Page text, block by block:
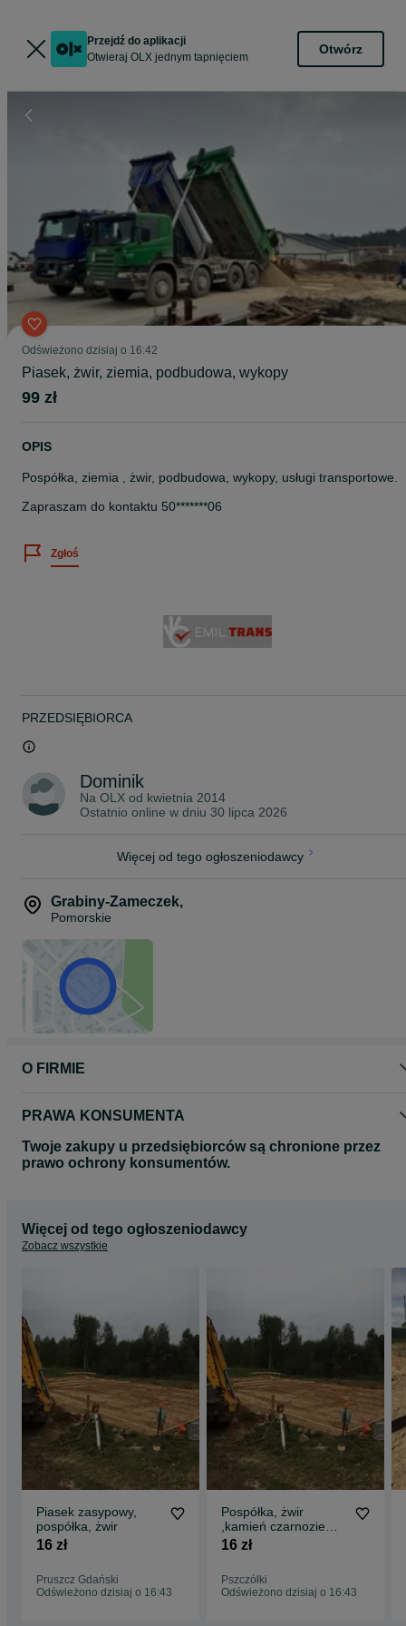
Przejdź do aplikacji
Otwieraj OLX jednym tapnięciem
Otwórz
Odświeżono dzisiaj o 16:42
Piasek, żwir, ziemia, podbudowa, wykopy
99 zł
OPIS
Pospółka, ziemia , żwir, podbudowa, wykopy, usługi transportowe.
Zapraszam do kontaktu 50*******06
Zgłoś
PRZEDSIĘBIORCA
Dominik
Na OLX od kwietnia 2014
Ostatnio online w dniu 30 lipca 2026
Więcej od tego ogłoszeniodawcy
Grabiny-Zameczek,
Pomorskie
O FIRMIE
PRAWA KONSUMENTA
Twoje zakupy u przedsiębiorców są chronione przez
prawo ochrony konsumentów.
Więcej od tego ogłoszeniodawcy
Zobacz wszystkie
Piasek zasypowy,
pospółka, żwir
16 zł
Pruszcz Gdański
Odświeżono dzisiaj o 16:43
Pospółka, żwir
,kamień czarnoziem
wykopy
16 zł
Pszczółki
Odświeżono dzisiaj o 16:43